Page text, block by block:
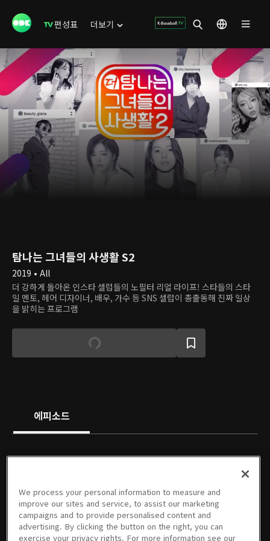
편성표 더보기
탐나는 그녀들의 사생활 S2
2019 • All
더 강하게 돌아온 인스타 셀럽들의 노필터 리얼 라이프! 스타들의 스타
일 멘토, 헤어 디자이너, 배우, 가수 등 SNS 셀럽이 총출동해 진짜 일상
을 밝히는 프로그램
에피소드
01회
24분
02회
23분
03회
24분
04회
23분
05회
23분
We process your personal information to measure and
improve our sites and service, to assist our marketing
campaigns and to provide personalised content and
advertising. By clicking the button on the right, you can
exercise your privacy rights. For more information see our